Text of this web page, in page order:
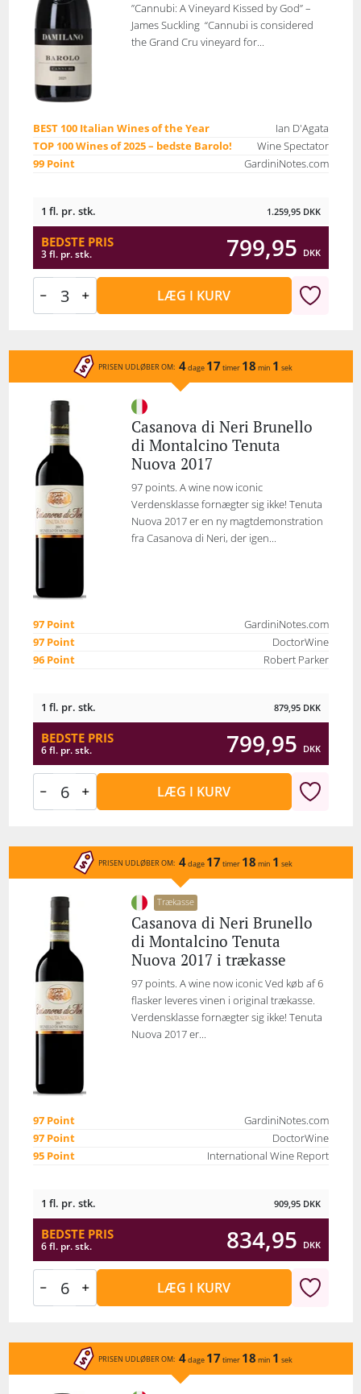
”Cannubi: A Vineyard Kissed by God” –
James Suckling “Cannubi is considered
the Grand Cru vineyard for...
BEST 100 Italian Wines of the Year
Ian D'Agata
TOP 100 Wines of 2025 – bedste Barolo!
Wine Spectator
99 Point
GardiniNotes.com
1 fl. pr. stk. 1.259,95 DKK
BEDSTE PRIS
3 fl. pr. stk. 799,95 DKK
LÆG I KURV
PRISEN UDLØBER OM: 4dage 17 timer 18 min 1 sek
Casanova di Neri Brunello
di Montalcino Tenuta
Nuova 2017
97 points. A wine now iconic
Verdensklasse fornægter sig ikke! Tenuta
Nuova 2017 er en ny magtdemonstration
fra Casanova di Neri, der igen...
97 Point
GardiniNotes.com
97 Point
DoctorWine
96 Point
Robert Parker
1 fl. pr. stk. 879,95 DKK
BEDSTE PRIS
6 fl. pr. stk. 799,95 DKK
LÆG I KURV
PRISEN UDLØBER OM: 4dage 17 timer 18 min 1 sek
Trækasse
Casanova di Neri Brunello
di Montalcino Tenuta
Nuova 2017 i trækasse
97 points. A wine now iconic Ved køb af 6
flasker leveres vinen i original trækasse.
Verdensklasse fornægter sig ikke! Tenuta
Nuova 2017 er...
97 Point
GardiniNotes.com
97 Point
DoctorWine
95 Point
International Wine Report
1 fl. pr. stk. 909,95 DKK
BEDSTE PRIS
6 fl. pr. stk. 834,95 DKK
LÆG I KURV
PRISEN UDLØBER OM: 4dage 17 timer 18 min 1 sek